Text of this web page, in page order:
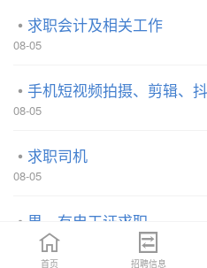
求职会计及相关工作
08-05
手机短视频拍摄、剪辑、
08-05
求职司机
08-05
男，有电工证求职
08-05
首页 招聘信息